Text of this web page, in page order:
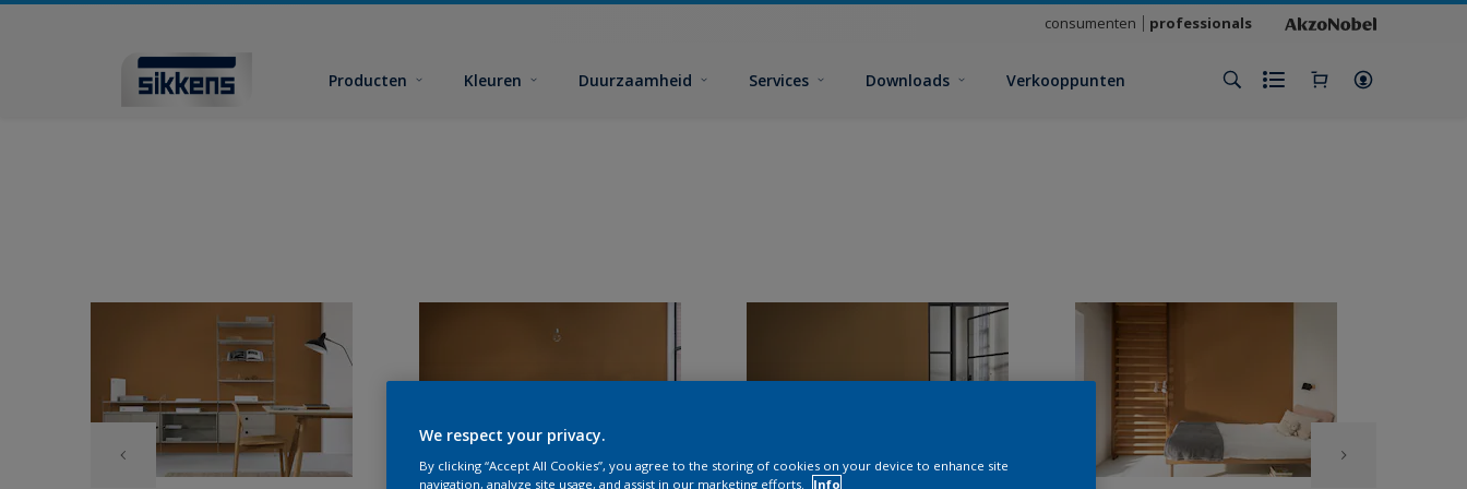
consumenten professionals
Producten Kleuren Duurzaamheid Services Downloads Verkooppunten
We respect your privacy.
By clicking “Accept All Cookies”, you agree to the storing of cookies on your device to enhance site
navigation, analyze site usage, and assist in our marketing efforts.
Info